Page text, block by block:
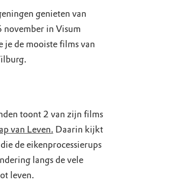
genieten van
in Visum
de mooiste films van
toont 2 van zijn films
van Leven. Daarin kijkt
de eikenprocessierups
langs de vele
leven.